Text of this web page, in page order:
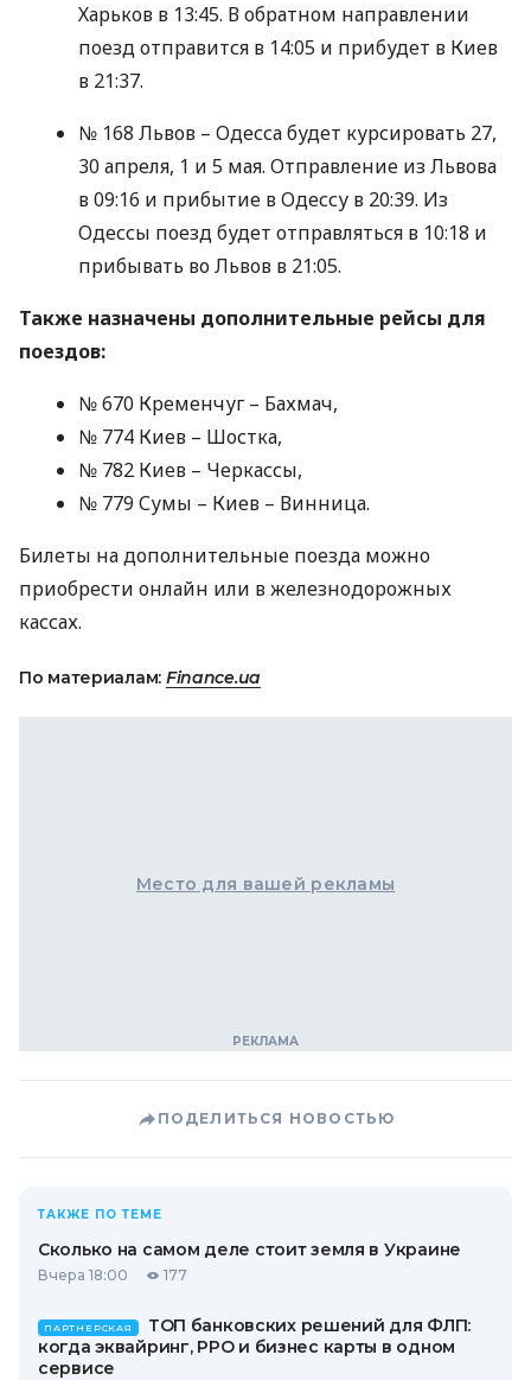
Харьков в 13:45. В обратном направлении
поезд отправится в 14:05 и прибудет в Киев
в 21:37.
№ 168 Львов – Одесса будет курсировать 27,
30 апреля, 1 и 5 мая. Отправление из Львова
в 09:16 и прибытие в Одессу в 20:39. Из
Одессы поезд будет отправляться в 10:18 и
прибывать во Львов в 21:05.
Также назначены дополнительные рейсы для
поездов:
№ 670 Кременчуг – Бахмач,
№ 774 Киев – Шостка,
№ 782 Киев – Черкассы,
№ 779 Сумы – Киев – Винница.
Билеты на дополнительные поезда можно
приобрести онлайн или в железнодорожных
кассах.
По материалам: Finance.ua
Место для вашей рекламы
ПОДЕЛИТЬСЯ НОВОСТЬЮ
ТАКЖЕ ПО ТЕМЕ
Сколько на самом деле стоит земля в Украине
Вчера 18:00 177
ПАРТНЕРСКАЯ
ТОП банковских решений для ФЛП:
когда эквайринг, РРО и бизнес карты в одном
сервисе